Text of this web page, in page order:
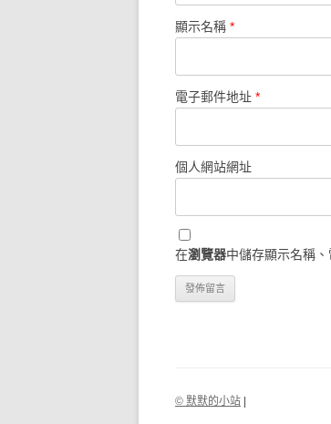
顯示名稱 *
電子郵件地址 *
個人網站網址
在瀏覽器中儲存顯示名稱
© 默默的小站